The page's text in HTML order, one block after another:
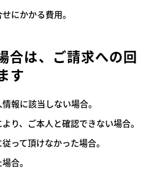
にかかる費用。
合は、ご請求への回
す
報に該当しない場合。
り、ご本人と確認できない場合。
って頂けなかった場合。
合。